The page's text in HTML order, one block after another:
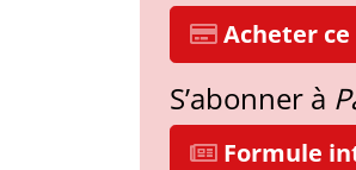
Acheter
S’abonner à
Formule